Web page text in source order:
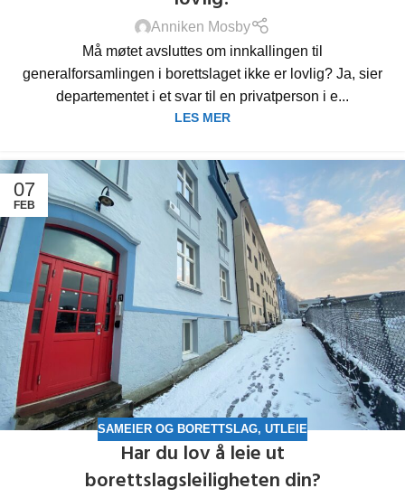
Anniken Mosby
Må møtet avsluttes om innkallingen til
generalforsamlingen i borettslaget ikke er lovlig? Ja, sier
departementet i et svar til en privatperson i e...
LES MER
07
FEB
SAMEIER OG BORETTSLAG, UTLEIE
Har du lov å leie ut
borettslagsleiligheten din?